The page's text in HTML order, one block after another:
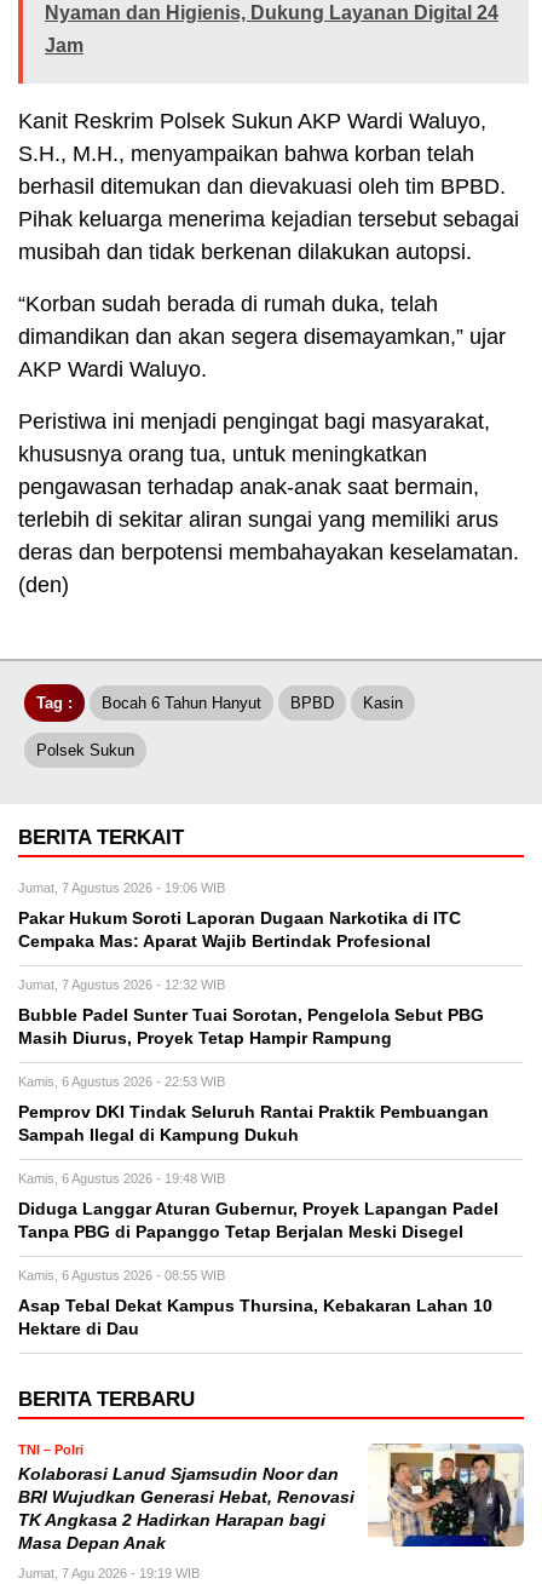
Nyaman dan Higienis, Dukung Layanan Digital 24
Jam
Kanit Reskrim Polsek Sukun AKP Wardi Waluyo,
S.H., M.H., menyampaikan bahwa korban telah
berhasil ditemukan dan dievakuasi oleh tim BPBD.
Pihak keluarga menerima kejadian tersebut sebagai
musibah dan tidak berkenan dilakukan autopsi.
“Korban sudah berada di rumah duka, telah
dimandikan dan akan segera disemayamkan,” ujar
AKP Wardi Waluyo.
Peristiwa ini menjadi pengingat bagi masyarakat,
khususnya orang tua, untuk meningkatkan
pengawasan terhadap anak-anak saat bermain,
terlebih di sekitar aliran sungai yang memiliki arus
deras dan berpotensi membahayakan keselamatan.
(den)
Tag : Bocah 6 Tahun Hanyut BPBD Kasin
Polsek Sukun
BERITA TERKAIT
Jumat, 7 Agustus 2026 - 19:06 WIB
Pakar Hukum Soroti Laporan Dugaan Narkotika di ITC
Cempaka Mas: Aparat Wajib Bertindak Profesional
Jumat, 7 Agustus 2026 - 12:32 WIB
Bubble Padel Sunter Tuai Sorotan, Pengelola Sebut PBG
Masih Diurus, Proyek Tetap Hampir Rampung
Kamis, 6 Agustus 2026 - 22:53 WIB
Pemprov DKI Tindak Seluruh Rantai Praktik Pembuangan
Sampah Ilegal di Kampung Dukuh
Kamis, 6 Agustus 2026 - 19:48 WIB
Diduga Langgar Aturan Gubernur, Proyek Lapangan Padel
Tanpa PBG di Papanggo Tetap Berjalan Meski Disegel
Kamis, 6 Agustus 2026 - 08:55 WIB
Asap Tebal Dekat Kampus Thursina, Kebakaran Lahan 10
Hektare di Dau
BERITA TERBARU
TNI – Polri
Kolaborasi Lanud Sjamsudin Noor dan
BRI Wujudkan Generasi Hebat, Renovasi
TK Angkasa 2 Hadirkan Harapan bagi
Masa Depan Anak
Jumat, 7 Agu 2026 - 19:19 WIB